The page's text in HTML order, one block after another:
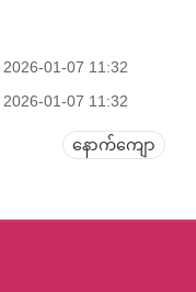
2026-01-07 11:32
2026-01-07 11:32
နောက်ကျော